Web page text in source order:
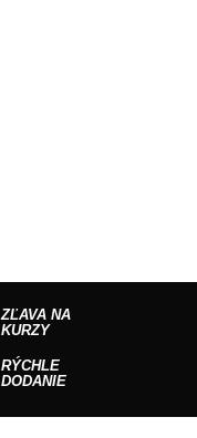
ZĽAVA NA
KURZY
RÝCHLE
DODANIE